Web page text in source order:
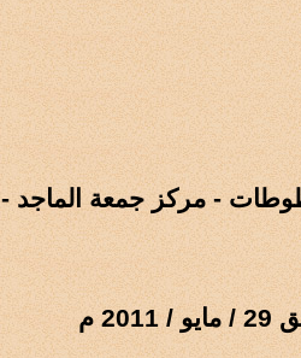
- مركز جمعة الماجد -